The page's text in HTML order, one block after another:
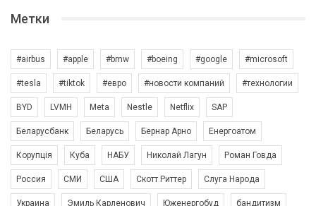
Метки
#airbus #apple #bmw #boeing #google #microsoft
#tesla #tiktok #евро #новости компаний #технологии
BYD LVMH Meta Nestle Netflix SAP
Беларусбанк Беларусь Бернар Арно Енергоатом
Корупція Куба НАБУ Николай Лагун Роман Говда
Россия СМИ США Скотт Риттер Слуга Народа
Украина Эмиль Карленович Юженергобуд бандитизм